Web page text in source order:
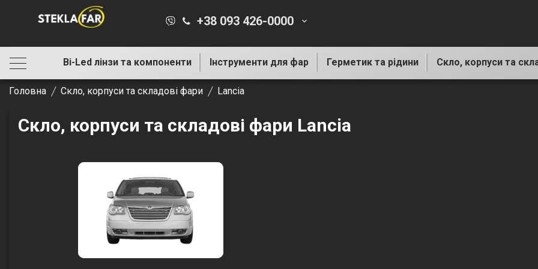
+38 093 426-0000 keyboard_arrow_down
Bi-Led лінзи та компоненти Інструменти для фар Герметик та рідини Скло, корпуси та
Головна Скло, корпуси та складові фари Lancia
Скло, корпуси та складові фари Lancia